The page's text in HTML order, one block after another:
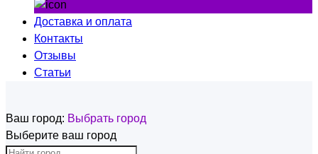
Доставка и оплата
Контакты
Отзывы
Статьи
Ваш город: Выбрать город
Выберите ваш город